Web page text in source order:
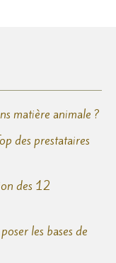
matière animale ?
des prestataires
des 12
les bases de